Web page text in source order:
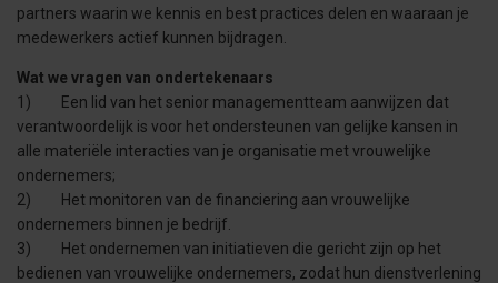
partners waarin we kennis en best practices delen en waaraan je
medewerkers actief kunnen bijdragen.
Wat we vragen van ondertekenaars
1) Een lid van het senior managementteam aanwijzen dat
verantwoordelijk is voor het ondersteunen van gelijke kansen in
alle materiële interacties van je organisatie met vrouwelijke
ondernemers;
2) Het monitoren van de financiering aan vrouwelijke
ondernemers binnen je bedrijf.
3) Het ondernemen van initiatieven die gericht zijn op het
bedienen van vrouwelijke ondernemers, zodat hun dienstverlening